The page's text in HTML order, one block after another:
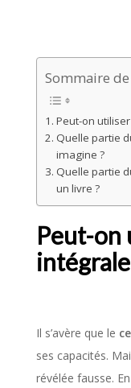
Sommaire
Peut-on
Quelle partie
imagine ?
Quelle partie
un livre ?
Peut-on
Il s’avère que le
ses capacités.
révélée fausse.